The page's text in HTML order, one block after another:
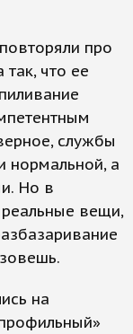
про
что ее
службы
нормальной, а
Но в
вещи,
на